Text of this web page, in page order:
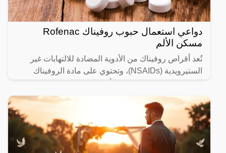
دواعي استعمال حبوب روفيناك Rofenac
مسكن الألم
تُعد أقراص روفيناك من الأدوية المضادة للالتهابات غير
الستيرويدية (NSAIDs)، وتحتوي على مادة الروفيناك